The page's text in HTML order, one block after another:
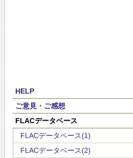
HELP
ご意見・ご感想
FLACデータベース
FLACデータベース(1)
FLACデータベース(2)